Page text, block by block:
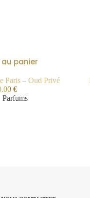
panier
Paris – Oud Privé
€
Parfums